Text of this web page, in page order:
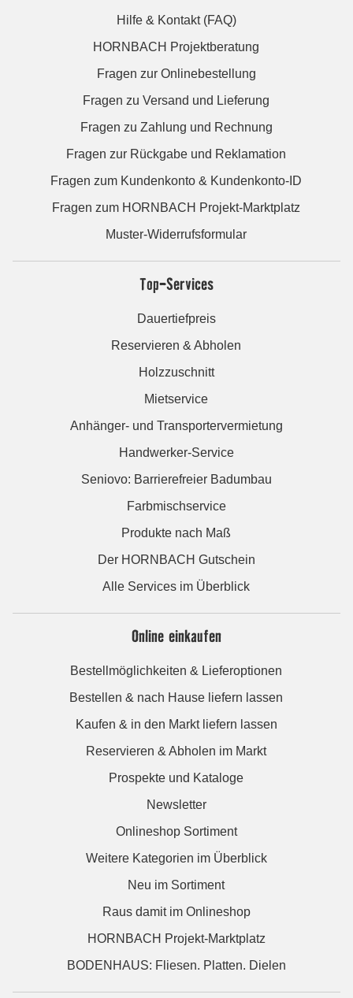
Hilfe & Kontakt (FAQ)
HORNBACH Projektberatung
Fragen zur Onlinebestellung
Fragen zu Versand und Lieferung
Fragen zu Zahlung und Rechnung
Fragen zur Rückgabe und Reklamation
Fragen zum Kundenkonto & Kundenkonto-ID
Fragen zum HORNBACH Projekt-Marktplatz
Muster-Widerrufsformular
Top-Services
Dauertiefpreis
Reservieren & Abholen
Holzzuschnitt
Mietservice
Anhänger- und Transportervermietung
Handwerker-Service
Seniovo: Barrierefreier Badumbau
Farbmischservice
Produkte nach Maß
Der HORNBACH Gutschein
Alle Services im Überblick
Online einkaufen
Bestellmöglichkeiten & Lieferoptionen
Bestellen & nach Hause liefern lassen
Kaufen & in den Markt liefern lassen
Reservieren & Abholen im Markt
Prospekte und Kataloge
Newsletter
Onlineshop Sortiment
Weitere Kategorien im Überblick
Neu im Sortiment
Raus damit im Onlineshop
HORNBACH Projekt-Marktplatz
BODENHAUS: Fliesen. Platten. Dielen